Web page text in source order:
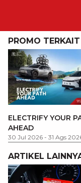
PROMO TERKAIT
ELECTRIFY YOUR
AHEAD
30 Jul 2026 - 31 Ags
ARTIKEL